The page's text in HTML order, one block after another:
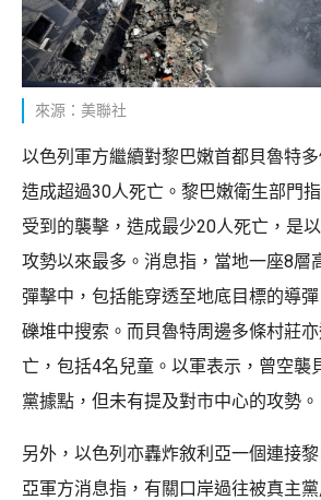
來源：美聯社
以色列軍方繼續對黎巴嫩首都貝魯特多
造成超過30人死亡。黎巴嫩衛生部門
受到的襲擊，造成最少20人死亡，是
攻勢以來最多。消息指，當地一座8層
彈擊中，包括能穿透至地底目標的導
礫堆中搜索。而貝魯特周邊多條村莊
亡，包括4名兒童。以軍表示，曾空襲
黨據點，但未有提及對市中心的攻勢。
另外，以色列亦轟炸敘利亞一個連接
亞軍方消息指，有關口岸過往被真主